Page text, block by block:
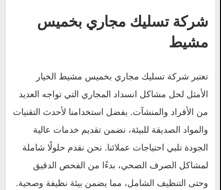
شركة تسليك مجاري بخميس
مشيط
تعتبر شركة تسليك مجاري بخميس مشيط الخيار
الأمثل لحل مشاكل انسداد المجاري التي تواجه العديد
من الأفراد والمنشآت. بفضل استخدامنا لأحدث التقنيات
والمواد الصديقة للبيئة، نضمن تقديم خدمات عالية
الجودة تلبي احتياجات عملائنا. نحن نقدم حلولًا شاملة
لمشاكل الصرف الصحي، بدءًا من الفحص الدقيق
وحتى التنظيف الشامل، مما يضمن بيئة نظيفة وصحية.